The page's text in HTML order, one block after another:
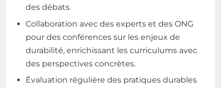
des débats.
Collaboration avec des experts et des ONG
pour des conférences sur les enjeux de
durabilité, enrichissant les curriculums avec
des perspectives concrètes.
Évaluation régulière des pratiques durables